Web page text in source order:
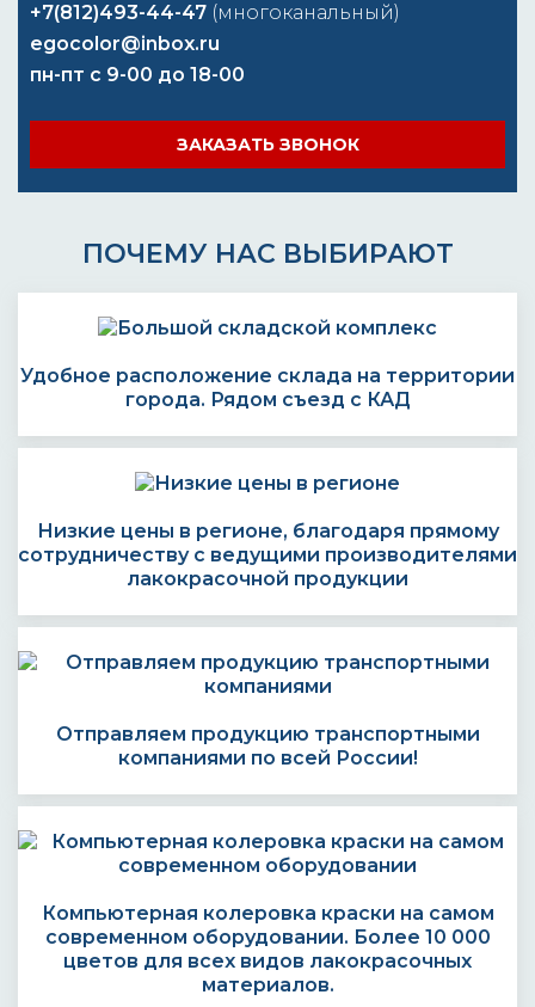
+7(812)493-44-47 (многоканальный)
egocolor@inbox.ru
пн-пт с 9-00 до 18-00
ЗАКАЗАТЬ ЗВОНОК
ПОЧЕМУ НАС ВЫБИРАЮТ
Удобное расположение склада на территории
города. Рядом съезд с КАД
Низкие цены в регионе, благодаря прямому
сотрудничеству с ведущими производителями
лакокрасочной продукции
Отправляем продукцию транспортными
компаниями по всей России!
Компьютерная колеровка краски на самом
современном оборудовании. Более 10 000
цветов для всех видов лакокрасочных
материалов.